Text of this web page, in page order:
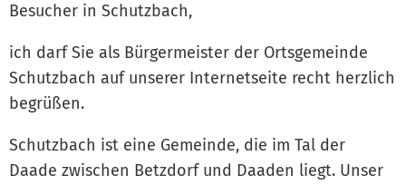
Besucher in Schutzbach,
ich darf Sie als Bürgermeister der Ortsgemeinde
Schutzbach auf unserer Internetseite recht herzlich
begrüßen.
Schutzbach ist eine Gemeinde, die im Tal der
Daade zwischen Betzdorf und Daaden liegt. Unser